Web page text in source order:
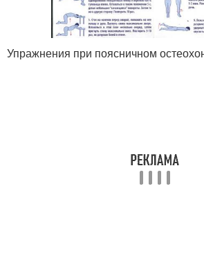
Упражнения при поясничном